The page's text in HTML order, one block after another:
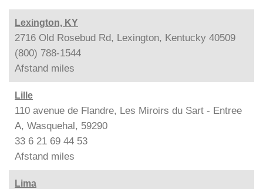
Lexington, KY
2716 Old Rosebud Rd, Lexington, Kentucky 40509
(800) 788-1544
Afstand miles
Lille
110 avenue de Flandre, Les Miroirs du Sart - Entree
A, Wasquehal, 59290
33 6 21 69 44 53
Afstand miles
Lima